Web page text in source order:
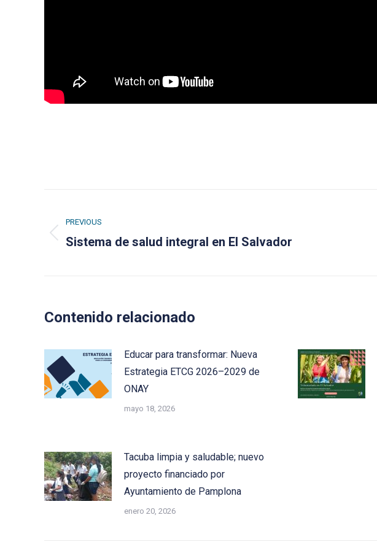
navigation
PREVIOUS
Previous
Sistema de salud integral en El Salvador
Contenido relacionado
Educar para transformar: Nueva
Estrategia ETCG 2026–2029 de
ONAY
mayo 18, 2026
Tacuba limpia y saludable; nuevo
proyecto financiado por
Ayuntamiento de Pamplona
enero 20, 2026